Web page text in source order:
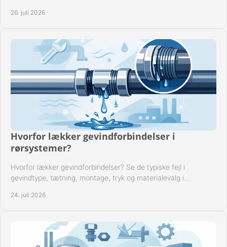
26. juli 2026
Hvorfor lækker gevindforbindelser i
rørsystemer?
Hvorfor lækker gevindforbindelser? Se de typiske fejl i
gevindtype, tætning, montage, tryk og materialevalg i
24. juli 2026